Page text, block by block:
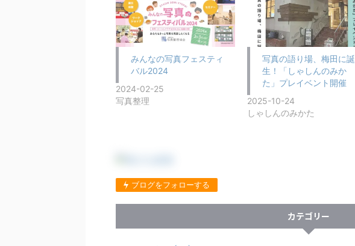
みんなの写真フェスティ
バル2024
2024-02-25
写真整理
写真の語り場、梅田に誕
生！「しゃしんのみか
た」プレイベント開催
2025-10-24
しゃしんのみかた
ブログをフォローする
カテゴリー